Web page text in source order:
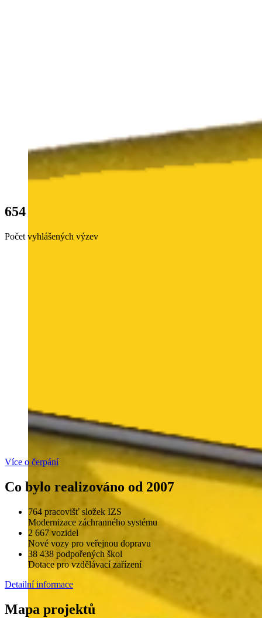
654
Počet vyhlášených výzev
Více o čerpání
Co bylo realizováno od 2007
764 pracovišť složek IZS
Modernizace záchranného systému
2 667 vozidel
Nové vozy pro veřejnou dopravu
38 438 podpořených škol
Dotace pro vzdělávací zařízení
Detailní informace
Mapa projektů